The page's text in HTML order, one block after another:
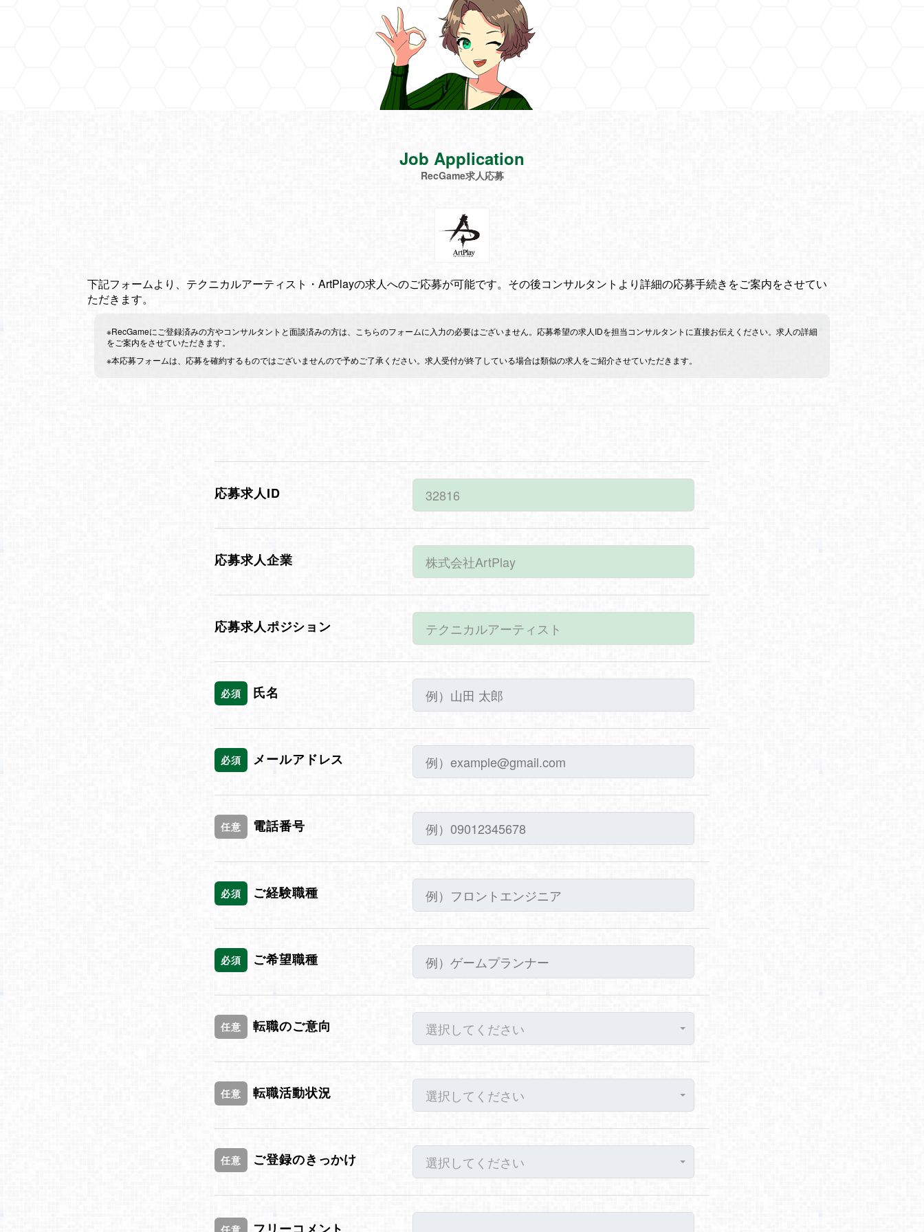
Job Application
RecGame求人応募
下記フォームより、テクニカルアーティスト・ArtPlayの求人へのご応募が可能です。その後コンサルタントより詳細の応募手続きをご案内をさせてい
ただきます。
※RecGameにご登録済みの方やコンサルタントと面談済みの方は、こちらのフォームに入力の必要はございません。応募希望の求人IDを担当コンサルタントに直接お伝えください。求人の詳細
をご案内をさせていただきます。
※本応募フォームは、応募を確約するものではございませんので予めご了承ください。求人受付が終了している場合は類似の求人をご紹介させていただきます。
応募求人ID
応募求人企業
応募求人ポジション
必須 氏名
必須 メールアドレス
任意 電話番号
必須 ご経験職種
必須 ご希望職種
任意 転職のご意向 選択してください
任意 転職活動状況 選択してください
任意 ご登録のきっかけ 選択してください
任意